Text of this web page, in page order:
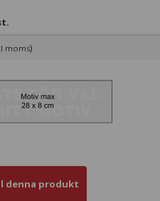
moms)
denna produkt